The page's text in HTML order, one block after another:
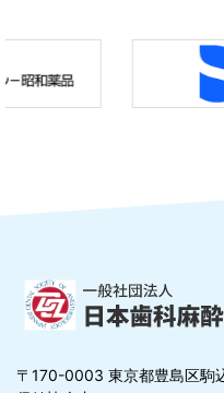
〒170-0003 東京都豊島区駒